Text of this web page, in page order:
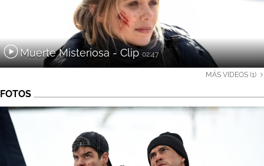
Muerte Misteriosa - Clip 02:47
MÁS VIDEOS (1)
FOTOS